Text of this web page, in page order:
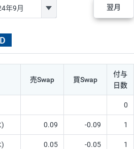
翌月
売Swap 買Swap
付与
日数
0
0.09 -0.09 1
0.05 -0.05 1